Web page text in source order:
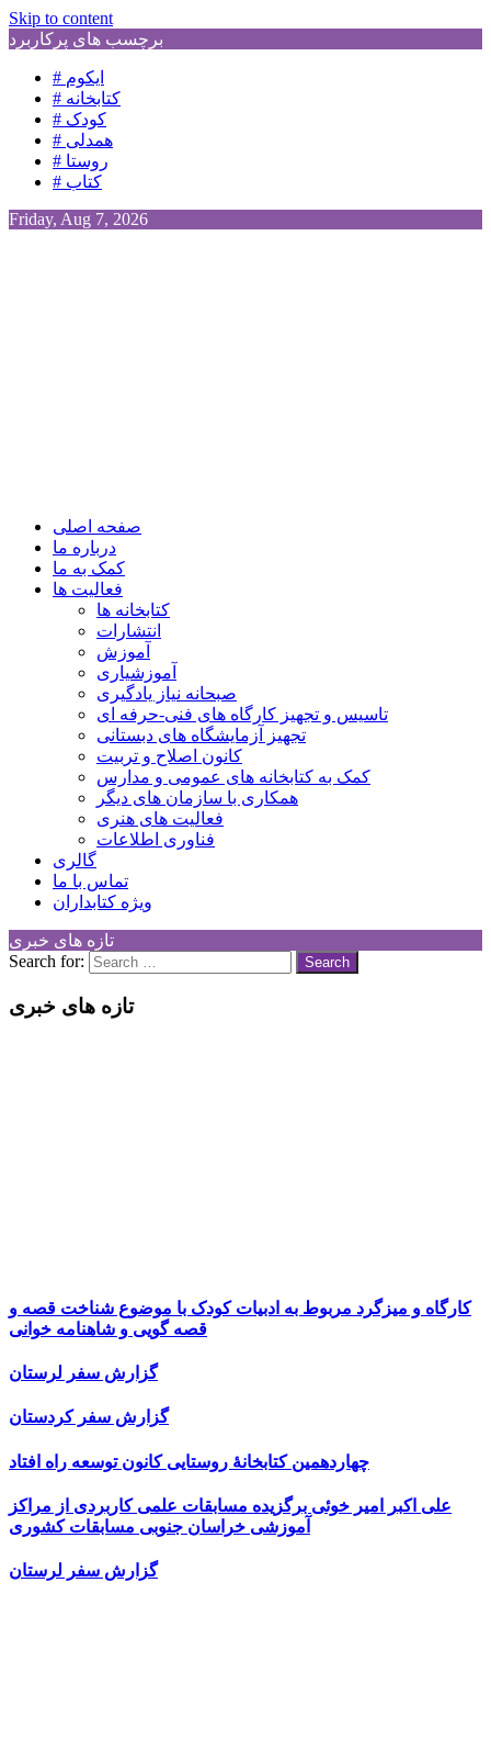
Skip to content
برچسب های پرکاربرد
# ایکوم
# کتابخانه
# کودک
# همدلی
# روستا
# کتاب
Friday, Aug 7, 2026
Children Cultural Development Center
صفحه اصلی
درباره ما
کمک به ما
فعالیت ها
کتابخانه ها
انتشارات
آموزش
آموزشیاری
صبحانه نیاز یادگیری
تاسیس و تجهیز کارگاه های فنی-حرفه ای
تجهیز آزمایشگاه های دبستانی
کانون اصلاح و تربیت
کمک به کتابخانه های عمومی و مدارس
همکاری با سازمان های دیگر
فعالیت های هنری
فناوری اطلاعات
گالری
تماس با ما
ویژه کتابداران
تازه های خبری
Search for:
تازه های خبری
کارگاه و میزگرد مربوط به ادبیات کودک با موضوع شناخت قصه و
قصه گویی و شاهنامه خوانی
گزارش سفر لرستان
گزارش سفر کردستان
چهاردهمین کتابخانۀ روستایی کانون توسعه راه افتاد
علی اکبر امیر خوئی برگزیده مسابقات علمی کاربردی از مراکز
آموزشی خراسان جنوبی مسابقات کشوری
گزارش سفر لرستان